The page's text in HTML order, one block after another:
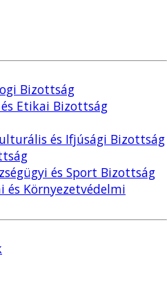
Bizottság
Etikai Bizottság
és Ifjúsági Bizottság
és Sport Bizottság
és Környezetvédelmi